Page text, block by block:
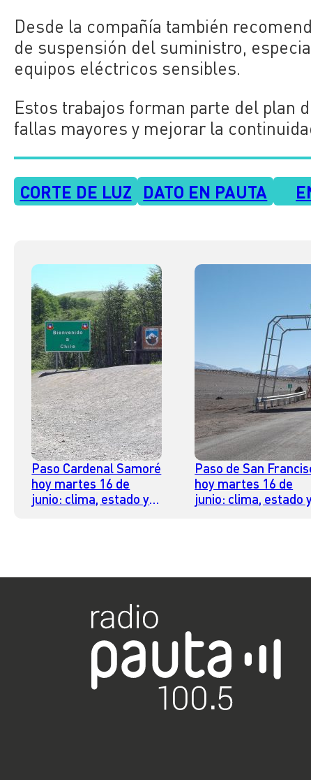
Desde la compañía también
de suspensión del suministro,
equipos eléctricos sensibles.
Estos trabajos forman parte del plan
fallas mayores y mejorar la
CORTE DE LUZ DATO EN PAUTA
Paso Cardenal Samoré
hoy martes 16 de
junio: clima, estado y
Paso de San
hoy martes 16 de
junio: clima, estado